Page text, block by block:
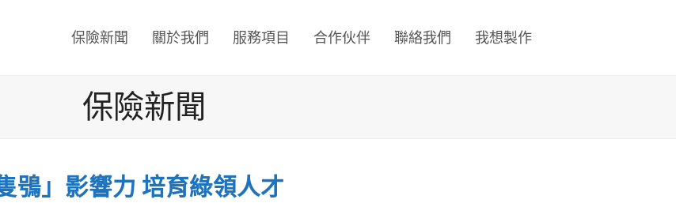
保險新聞 關於我們 服務項目 合作伙伴 聯絡我們 我想製作
保險新聞
鴞」影響力 培育綠領人才